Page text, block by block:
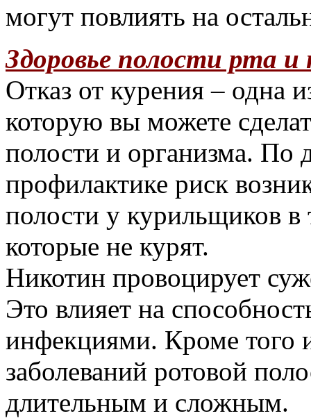
могут повлиять на
Здоровье полости рта и
Отказ от курения – одна
которую вы можете
полости и организма.
профилактике риск
полости у курильщиков
которые не курят.
Никотин провоцирует
Это влияет на
инфекциями. Кроме того
заболеваний ротовой
длительным и сложным.